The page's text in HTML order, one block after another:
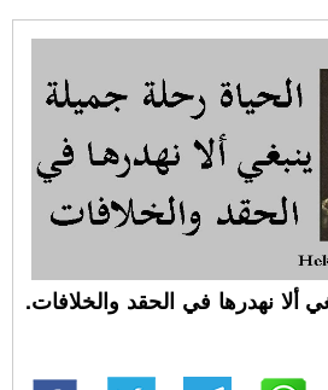
ألا نهدرها في الحقد والخلافات.